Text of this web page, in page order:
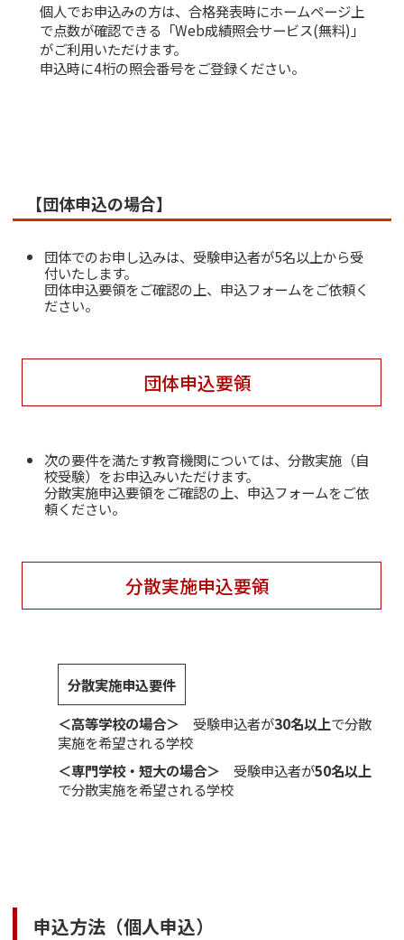
個人でお申込みの方は、合格発表時にホームページ上
で点数が確認できる「Web成績照会サービス(無料)」
がご利用いただけます。
申込時に4桁の照会番号をご登録ください。
【団体申込の場合】
団体でのお申し込みは、受験申込者が5名以上から受
付いたします。
団体申込要領をご確認の上、申込フォームをご依頼く
ださい。
団体申込要領
次の要件を満たす教育機関については、分散実施（自
校受験）をお申込みいただけます。
分散実施申込要領をご確認の上、申込フォームをご依
頼ください。
分散実施申込要領
分散実施申込要件
＜高等学校の場合＞ 受験申込者が30名以上で分散
実施を希望される学校
＜専門学校・短大の場合＞ 受験申込者が50名以上
で分散実施を希望される学校
申込方法（個人申込）